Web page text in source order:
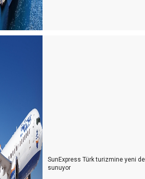
TUNCELi iZLENiMLERi
IATA KURALLARI
TÜRSAB Başkan Adayı Kriterleri.
Turizm Tanıtım ve Geliştirme Ajansı
15 Temmuz ilanı
SEÇİMLERİ ÖNCESİ
SunExpress Türk turizmine yeni
sunuyor